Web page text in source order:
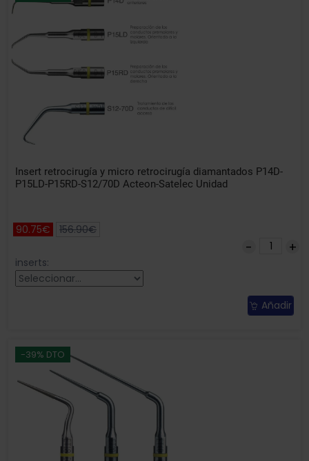
Insert retrocirugía y micro retrocirugía diamantados P14D-
P15LD-P15RD-S12/70D Acteon-Satelec Unidad
90.75€ 156.90€
inserts:
Añadir
-39% DTO